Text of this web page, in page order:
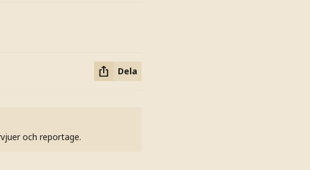
Dela
och reportage.